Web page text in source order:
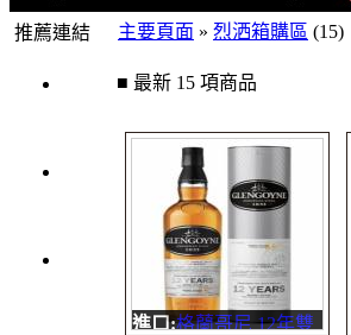
推薦連結 主要頁面 » 烈洒箱購區 (15)
■ 最新 15 項商品
進口:格蘭哥尼 12年雙